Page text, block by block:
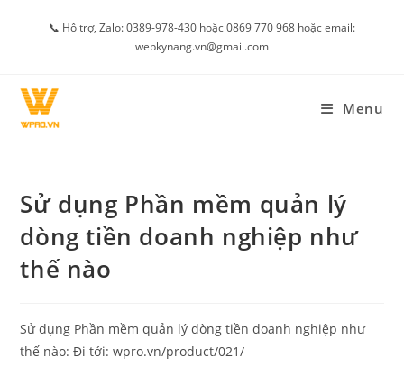
📞 Hỗ trợ, Zalo: 0389-978-430 hoặc 0869 770 968 hoặc email:
webkynang.vn@gmail.com
Menu
Sử dụng Phần mềm quản lý
dòng tiền doanh nghiệp như
thế nào
Sử dụng Phần mềm quản lý dòng tiền doanh nghiệp như
thế nào: Đi tới: wpro.vn/product/021/